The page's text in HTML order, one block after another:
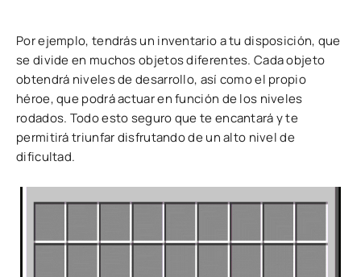
Por ejemplo, tendrás un inventario a tu disposición, que
se divide en muchos objetos diferentes. Cada objeto
obtendrá niveles de desarrollo, así como el propio
héroe, que podrá actuar en función de los niveles
rodados. Todo esto seguro que te encantará y te
permitirá triunfar disfrutando de un alto nivel de
dificultad.